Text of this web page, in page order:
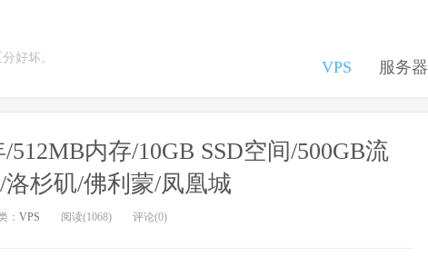
好坏。
VPS 服务器
512MB内存/10GB SSD空间/500GB流
洛杉矶/佛利蒙/凤凰城
： VPS 阅读(1068) 评论(0)